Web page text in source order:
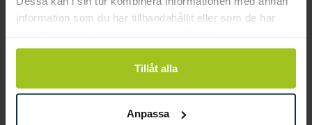
information som du har tillhandahållit eller som de har
Tillåt alla
Anpassa
Pris
549 kr